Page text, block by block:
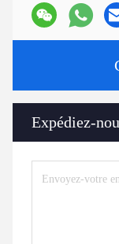
Expédiez-